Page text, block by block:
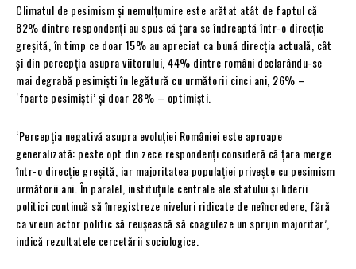
Climatul de pesimism și nemulțumire este arătat atât de faptul că
82% dintre respondenți au spus că țara se îndreaptă într-o direcție
greșită, în timp ce doar 15% au apreciat ca bună direcția actuală, cât
și din percepția asupra viitorului, 44% dintre români declarându-se
mai degrabă pesimiști în legătură cu următorii cinci ani, 26% –
‘foarte pesimiști’ și doar 28% – optimiști.
‘Percepția negativă asupra evoluției României este aproape
generalizată: peste opt din zece respondenți consideră că țara merge
într-o direcție greșită, iar majoritatea populației privește cu pesimism
următorii ani. În paralel, instituțiile centrale ale statului și liderii
politici continuă să înregistreze niveluri ridicate de neîncredere, fără
ca vreun actor politic să reușească să coaguleze un sprijin majoritar’,
indică rezultatele cercetării sociologice.